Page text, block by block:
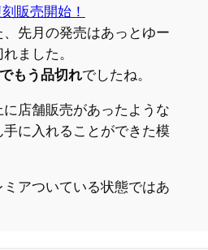
販売開始！
先月の発売はあっとゆー
ました。
もう品切れでしたね。
店舗販売があったような
に入れることができた模
アついている状態ではあ